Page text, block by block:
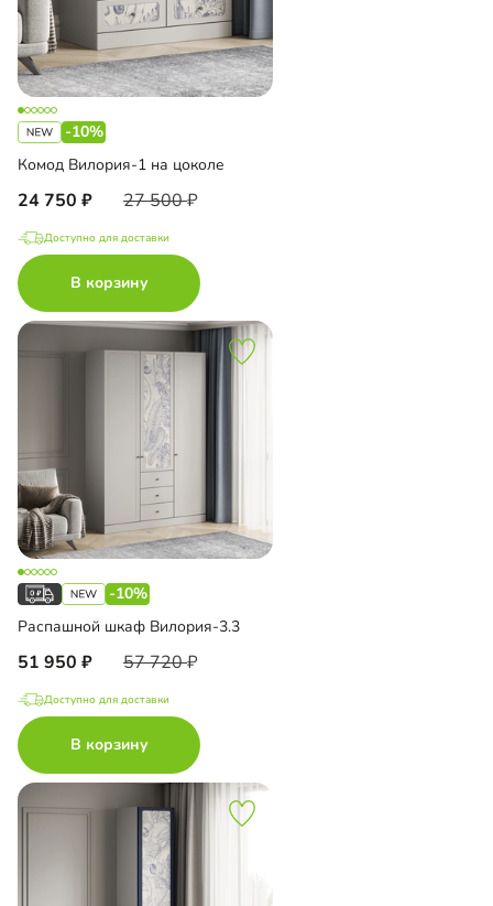
-10%
Комод Вилория-1 на цоколе
24 750 27 500
Доступно для доставки
В корзину
-10%
Распашной шкаф Вилория-3.3
51 950 57 720
Доступно для доставки
В корзину